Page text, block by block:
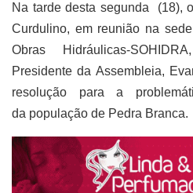
Na tarde desta segunda (18),
Curdulino, em reunião na
Obras Hidráulicas-
Presidente da Assembleia,
resolução para a
da população de Pedra Branca.